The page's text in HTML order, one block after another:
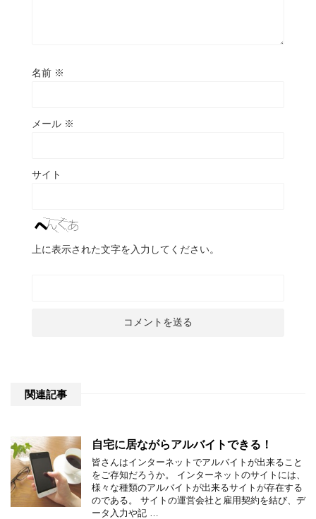
名前 ※
メール ※
サイト
上に表示された文字を入力してください。
関連記事
自宅に居ながらアルバイトできる！
皆さんはインターネットでアルバイトが出来ること
をご存知だろうか。 インターネットのサイトには、
様々な種類のアルバイトが出来るサイトが存在する
のである。 サイトの運営会社と雇用契約を結び、デ
ータ入力や記 …